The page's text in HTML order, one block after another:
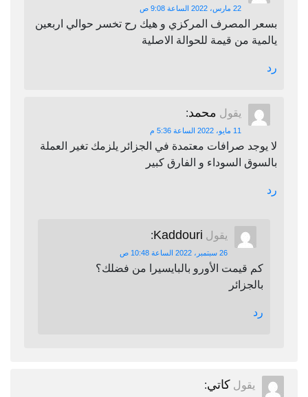
22 مارس، 2022 الساعة 9:08 ص
بسعر المصرف المركزي و هيك رح تخسر حوالي اربعين
يالمية من قيمة للحوالة الاصلية
رد
يقول محمد:
11 مايو، 2022 الساعة 5:36 م
لا يوجد صرافات معتمدة في الجزائر يلزمك تغير العملة
بالسوق السوداء و الفارق كبير
رد
يقول Kaddouri
:
26 سبتمبر، 2022 الساعة 10:48 ص
كم قيمت الأورو بالبايسيرا من فضلك؟
بالجزائر
رد
يقول كاتي: